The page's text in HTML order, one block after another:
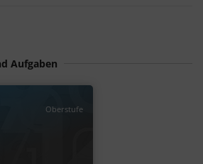
Aufgaben
Oberstufe